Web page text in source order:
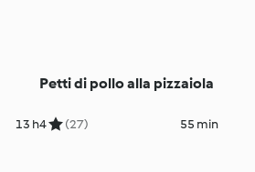
13 h
Petti di pollo alla pizzaiola
4 (27) 55 min